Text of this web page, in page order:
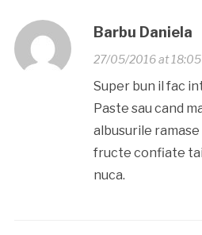
Barbu Daniela
27/05/2016 at 18:05
Super bun il fac
Paste sau cand
albusurile ramase
fructe confiate
nuca.